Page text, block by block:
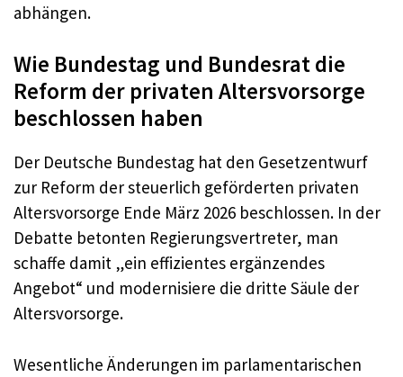
abhängen.
Wie Bundestag und Bundesrat die
Reform der privaten Altersvorsorge
beschlossen haben
Der Deutsche Bundestag hat den Gesetzentwurf
zur Reform der steuerlich geförderten privaten
Altersvorsorge Ende März 2026 beschlossen. In der
Debatte betonten Regierungsvertreter, man
schaffe damit „ein effizientes ergänzendes
Angebot“ und modernisiere die dritte Säule der
Altersvorsorge.
Wesentliche Änderungen im parlamentarischen